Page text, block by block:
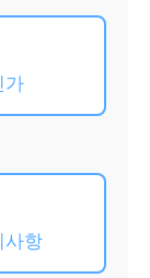
가
사항